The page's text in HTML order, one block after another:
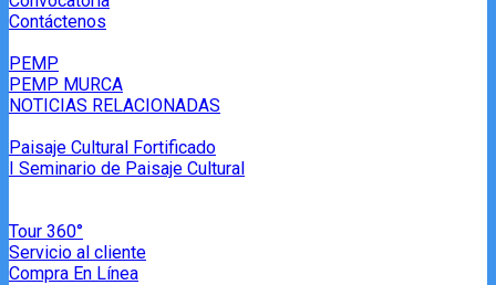
Contáctenos
PEMP
PEMP MURCA
NOTICIAS RELACIONADAS
Paisaje Cultural Fortificado
I Seminario de Paisaje Cultural
Tour 360°
Servicio al cliente
Compra En Línea